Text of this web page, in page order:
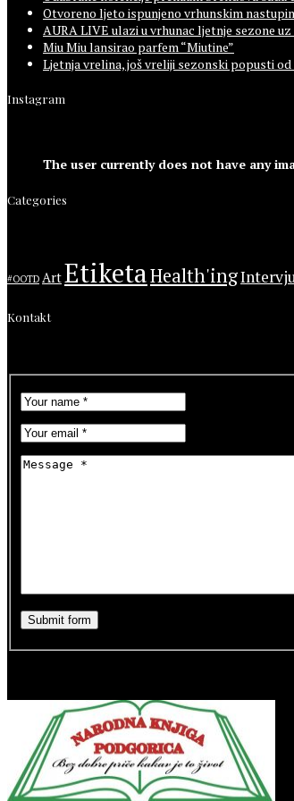
Otvoreno ljeto ispunjeno vrhunskim
AURA LIVE ulazi u vrhunac ljetnje sezone uz
Miu Miu lansirao parfem “Miutine”
Ljetnja vrelina, još vreliji sezonski popusti od
Instagram
The user currently does not have any
Categories
#OOTD ArtEtiketaHealth'ing
Kontakt